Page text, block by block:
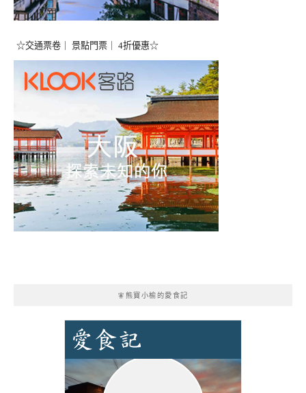
☆交通票卷｜ 景點門票｜ 4折優惠☆
🧚熊寶小榆的愛食記